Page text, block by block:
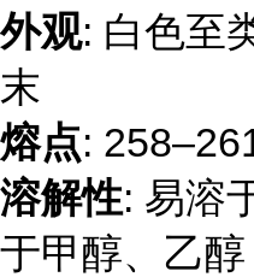
外观: 白色至
末
熔点:
溶解性: 易溶
于甲醇、乙